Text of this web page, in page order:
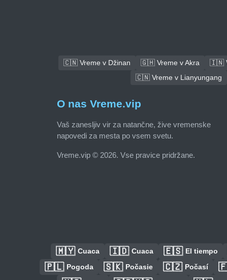
🇨🇳 Vreme v Džinan 🇬🇭 Vreme v Akra 🇮🇳
🇨🇳 Vreme v Lianyungang
O nas Vreme.vip
Vaš zanesljiv vir za natančne, žive vremenske
napovedi za mesta po vsem svetu.
Vreme.vip © 2026. Vse pravice pridržane.
🇲🇾 Cuaca 🇮🇩 Cuaca 🇪🇸 El tiempo
🇵🇱 Pogoda 🇸🇰 Počasie 🇨🇿 Počasí